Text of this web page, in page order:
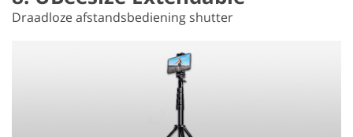
Draadloze afstandsbediening shutter